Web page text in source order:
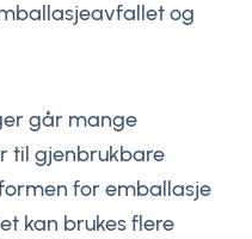
og
går mange
til gjenbrukbare
for emballasje
kan brukes flere